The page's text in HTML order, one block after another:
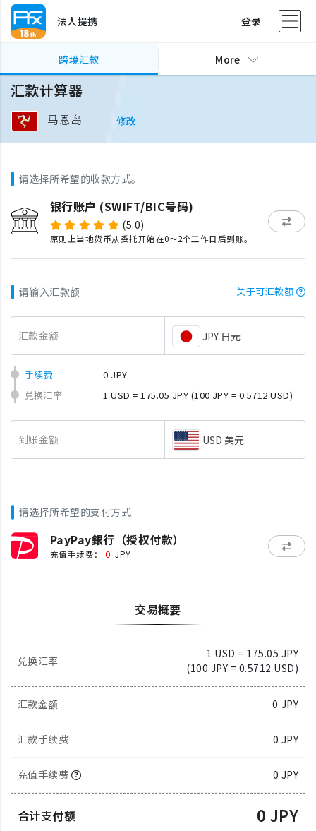
法人提携 登录
跨境汇款 More
汇款计算器
马恩岛 修改
请选择所希望的收款方式。
银行账户 (SWIFT/BIC号码)
(5.0)
原则上当地货币从委托开始在0～2个工作日后到账。
请输入汇款额 关于可汇款额
汇款金额 JPY 日元
手续费
0 JPY
兑换汇率
1 USD = 175.05 JPY (100 JPY = 0.5712 USD)
到账金额 USD 美元
请选择所希望的支付方式
PayPay銀行（授权付款）
充值手续费： 0 JPY
交易概要
兑换汇率
1 USD = 175.05 JPY
(100 JPY = 0.5712 USD)
汇款金额 0 JPY
汇款手续费 0 JPY
充值手续费 0 JPY
合计支付额 0 JPY